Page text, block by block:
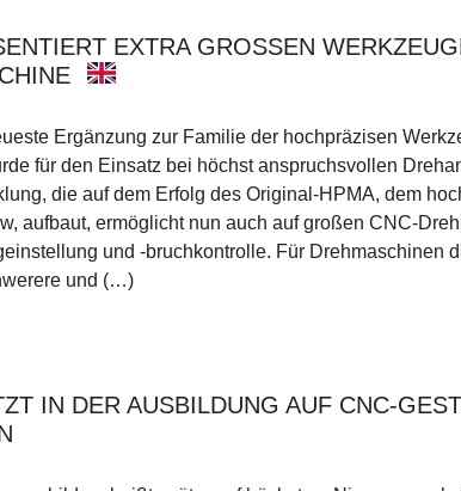
EXTRA GROSSEN
Ergänzung zur Familie der hochpräzisen
für den Einsatz bei höchst anspruchsvollen
die auf dem Erfolg des Original-HPMA, dem
aufbaut, ermöglicht nun auch auf großen CNC-
und -bruchkontrolle. Für Drehmaschinen
und (…)
IN DER AUSBILDUNG AUF CNC-